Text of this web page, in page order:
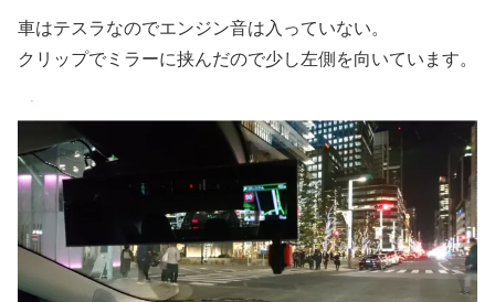
車はテスラなのでエンジン音は入っていない。
クリップでミラーに挟んだので少し左側を向いています。